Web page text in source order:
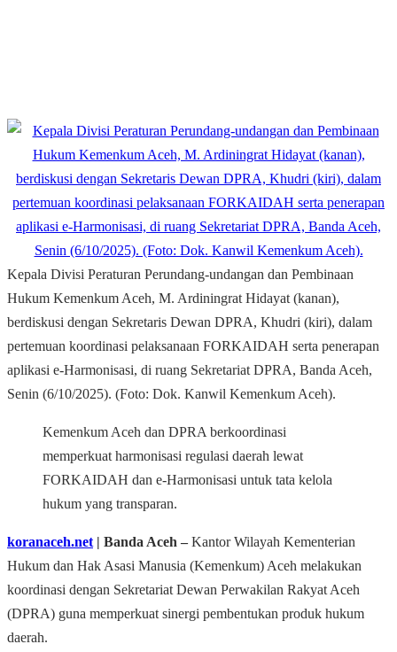
Kepala Divisi Peraturan Perundang-undangan dan Pembinaan
Hukum Kemenkum Aceh, M. Ardiningrat Hidayat (kanan),
berdiskusi dengan Sekretaris Dewan DPRA, Khudri (kiri), dalam
pertemuan koordinasi pelaksanaan FORKAIDAH serta penerapan
aplikasi e-Harmonisasi, di ruang Sekretariat DPRA, Banda Aceh,
Senin (6/10/2025). (Foto: Dok. Kanwil Kemenkum Aceh).
Kemenkum Aceh dan DPRA berkoordinasi
memperkuat harmonisasi regulasi daerah lewat
FORKAIDAH dan e-Harmonisasi untuk tata kelola
hukum yang transparan.
koranaceh.net | Banda Aceh – Kantor Wilayah Kementerian
Hukum dan Hak Asasi Manusia (Kemenkum) Aceh melakukan
koordinasi dengan Sekretariat Dewan Perwakilan Rakyat Aceh
(DPRA) guna memperkuat sinergi pembentukan produk hukum
daerah.